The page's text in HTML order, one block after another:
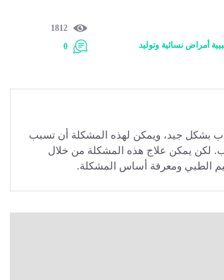
أمراض نسائية وتوليد
1812
0
بشكل جيد، ويمكن لهذه المشكلة أن تسبب
لكن يمكن علاج هذه المشكلة من خلال
الطبي ومعرفة أساس المشكلة.